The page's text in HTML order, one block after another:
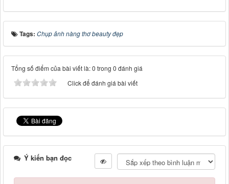
Tags: Chụp ảnh nàng thơ beauty đẹp
Tổng số điểm của bài viết là: 0 trong 0 đánh giá
Click để đánh giá bài viết
Ý kiến bạn đọc